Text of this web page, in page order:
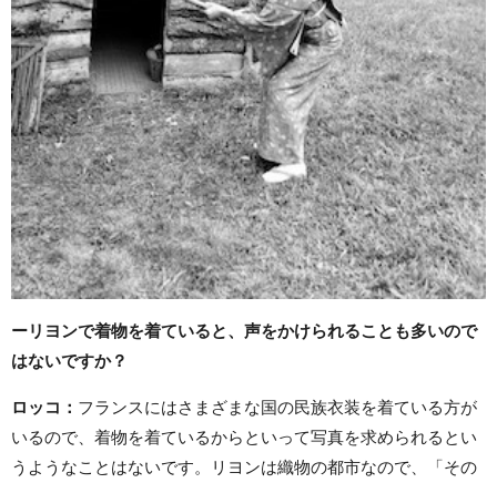
ーリヨンで着物を着ていると、声をかけられることも多いので
はないですか？
ロッコ ： フランスにはさまざまな国の民族衣装を着ている方が
いるので、着物を着ているからといって写真を求められるとい
うようなことはないです。リヨンは織物の都市なので、「その